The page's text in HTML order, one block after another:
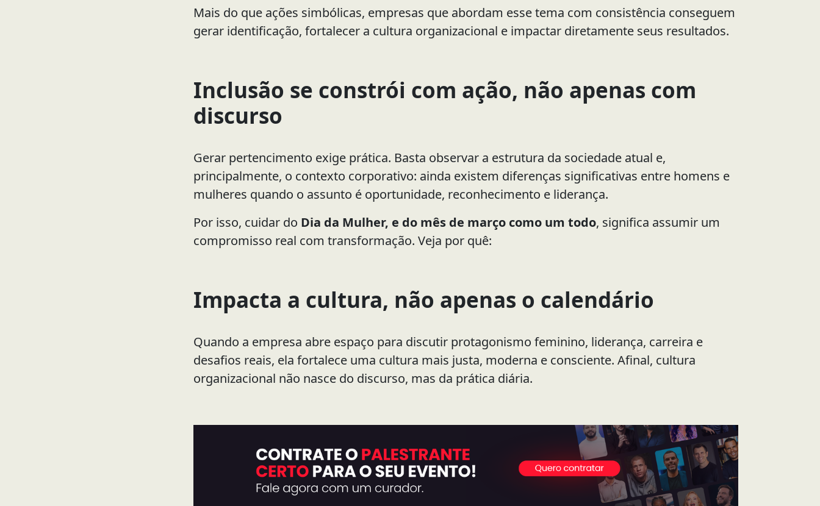
Mais do que ações simbólicas, empresas que abordam esse tema com consistência conseguem
gerar identificação, fortalecer a cultura organizacional e impactar diretamente seus resultados.
Inclusão se constrói com ação, não apenas com
discurso
Gerar pertencimento exige prática. Basta observar a estrutura da sociedade atual e,
principalmente, o contexto corporativo: ainda existem diferenças significativas entre homens e
mulheres quando o assunto é oportunidade, reconhecimento e liderança.
Por isso, cuidar do Dia da Mulher, e do mês de março como um todo, significa assumir um
compromisso real com transformação. Veja por quê:
Impacta a cultura, não apenas o calendário
Quando a empresa abre espaço para discutir protagonismo feminino, liderança, carreira e
desafios reais, ela fortalece uma cultura mais justa, moderna e consciente. Afinal, cultura
organizacional não nasce do discurso, mas da prática diária.